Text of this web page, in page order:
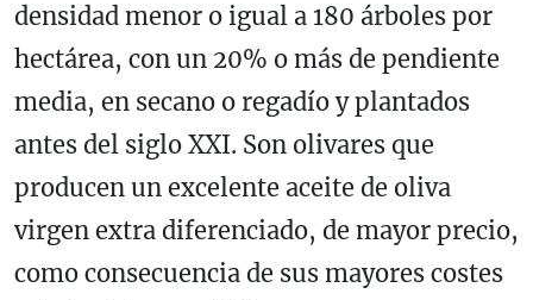
densidad menor o igual a 180 árboles por
hectárea, con un 20% o más de pendiente
media, en secano o regadío y plantados
antes del siglo XXI. Son olivares que
producen un excelente aceite de oliva
virgen extra diferenciado, de mayor precio,
como consecuencia de sus mayores costes